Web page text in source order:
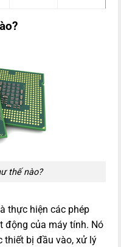
thế nào?
thực hiện các phép
động của máy tính. Nó
thiết bị đầu vào, xử lý